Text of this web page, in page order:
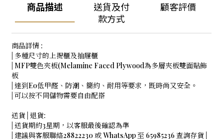
商品描述
送貨及付
款方式
顧客評價
商品詳情 :
| 多種尺寸的上揭櫃及抽屜櫃
| MFP雙色夾板(Melamine Faced Plywood為多層夾板雙面貼飾
板
| 達到E0低甲醛、防潮、簡約、耐用等要求，既時尚又安全。
| 可以按不同儲物需要自由配搭
送貨 | 退貨:
| 送貨期約3星期，以客服最後確認為準
| 建議與客服聯絡28822230 或 WhatsApp 至 65985236 查詢存貨 |